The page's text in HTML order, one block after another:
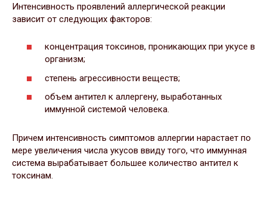
Интенсивность проявлений аллергической реакции
зависит от следующих факторов:
концентрация токсинов, проникающих при укусе в
организм;
степень агрессивности веществ;
объем антител к аллергену, выработанных
иммунной системой человека.
Причем интенсивность симптомов аллергии нарастает по
мере увеличения числа укусов ввиду того, что иммунная
система вырабатывает большее количество антител к
токсинам.